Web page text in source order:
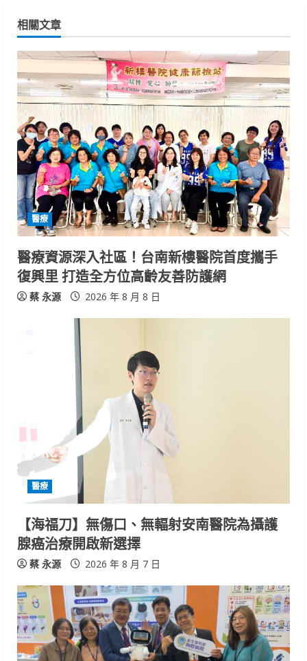
i
n
u
e
R
e
a
d
i
n
g
相關文章
醫療
醫療資源深入社區！台南新樓醫院首度攜手
復興里 打造全方位高齡友善防護網
蔡 永源 2026 年 8 月 8 日
醫療
【海福刀】無傷口、無輻射安南醫院為攝護
腺癌治療開啟新選擇
蔡 永源 2026 年 8 月 7 日